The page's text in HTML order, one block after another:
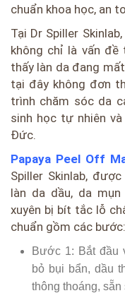
chuẩn khoa học, an
Tại Dr Spiller
không chỉ là vấn đề
thấy làn da đang
tại đây không đơn
trình chăm sóc da
sinh học tự nhiên
Đức.
Papaya Peel Off
Spiller Skinlab,
làn da dầu, da
xuyên bị bít tắc lỗ
chuẩn gồm các bước:
Bước 1: Bắt đầu
bỏ bụi bẩn, dầu
thông thoáng,